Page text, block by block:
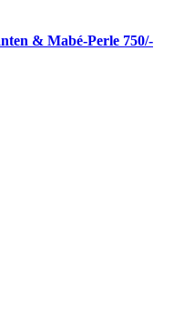
& Mabé-Perle 750/-